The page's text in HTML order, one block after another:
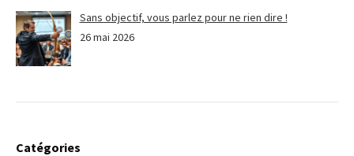
Sans objectif, vous parlez pour ne rien dire !
26 mai 2026
Catégories